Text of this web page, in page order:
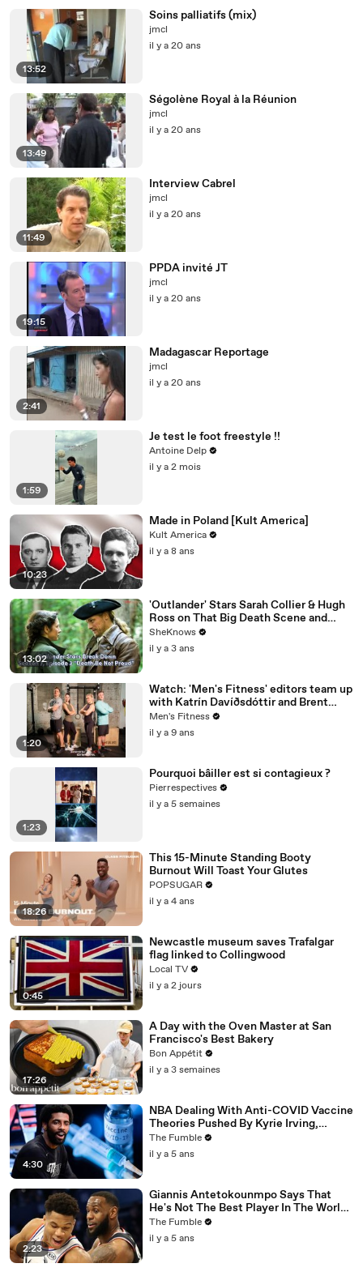
13:52
Soins palliatifs (mix)
jmcl
il y a 20 ans
13:49
Ségolène Royal à la Réunion
jmcl
il y a 20 ans
11:49
Interview Cabrel
jmcl
il y a 20 ans
19:15
PPDA invité JT
jmcl
il y a 20 ans
2:41
Madagascar Reportage
jmcl
il y a 20 ans
1:59
Je test le foot freestyle !!
Antoine Delp
il y a 2 mois
10:23
Made in Poland [Kult America]
Kult America
il y a 8 ans
13:02
'Outlander' Stars Sarah Collier & Hugh
Ross on That Big Death Scene and
Working with Sam Heughan & Caitríona
Balfe
SheKnows
il y a 3 ans
1:20
Watch: 'Men's Fitness' editors team up
with Katrín Davíðsdóttir and Brent
Fikowski to test the Reebok CrossFit
Nano 8
Men's Fitness
il y a 9 ans
1:23
Pourquoi bâiller est si contagieux ?
Pierrespectives
il y a 5 semaines
18:26
This 15-Minute Standing Booty
Burnout Will Toast Your Glutes
POPSUGAR
il y a 4 ans
0:45
Newcastle museum saves Trafalgar
flag linked to Collingwood
Local TV
il y a 2 jours
17:26
A Day with the Oven Master at San
Francisco's Best Bakery
Bon Appétit
il y a 3 semaines
4:30
NBA Dealing With Anti-COVID Vaccine
Theories Pushed By Kyrie Irving,
Jonathan Isaac & More
The Fumble
il y a 5 ans
2:23
Giannis Antetokounmpo Says That
He's Not The Best Player In The World,
LeBron James Is
The Fumble
il y a 5 ans